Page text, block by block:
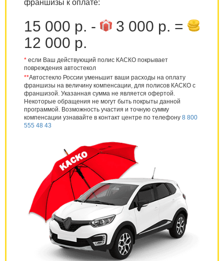
франшизы к оплате:
15 000 р. -
3 000 р. =
12 000 р.
* если Ваш действующий полис КАСКО покрывает
повреждения автостекол
**Автостекло России уменьшит ваши расходы на оплату
франшизы на величину компенсации, для полисов КАСКО с
франшизой. Указанная сумма не является офертой.
Некоторые обращения не могут быть покрыты данной
программой. Возможность участия и точную сумму
компенсации узнавайте в контакт центре по телефону 8 800
555 48 43